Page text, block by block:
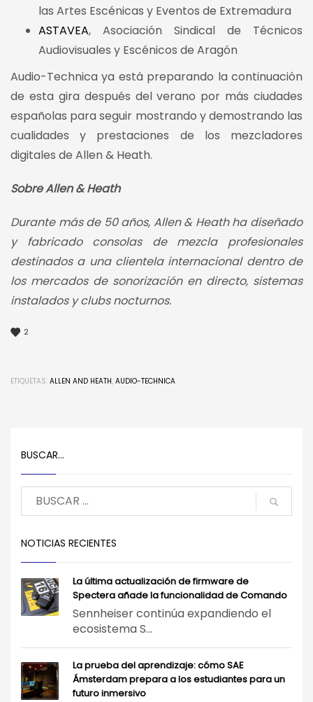
las Artes Escénicas y Eventos de Extremadura
ASTAVEA, Asociación Sindical de Técnicos
Audiovisuales y Escénicos de Aragón
Audio-Technica ya está preparando la continuación
de esta gira después del verano por más ciudades
españolas para seguir mostrando y demostrando las
cualidades y prestaciones de los mezcladores
digitales de Allen & Heath.
Sobre Allen & Heath
Durante más de 50 años, Allen & Heath ha diseñado
y fabricado consolas de mezcla profesionales
destinados a una clientela internacional dentro de
los mercados de sonorización en directo, sistemas
instalados y clubs nocturnos.
2
ETIQUETAS: ALLEN AND HEATH, AUDIO-TECHNICA
BUSCAR…
NOTICIAS RECIENTES
La última actualización de firmware de
Spectera añade la funcionalidad de Comando
Sennheiser continúa expandiendo el
ecosistema S...
La prueba del aprendizaje: cómo SAE
Ámsterdam prepara a los estudiantes para un
futuro inmersivo